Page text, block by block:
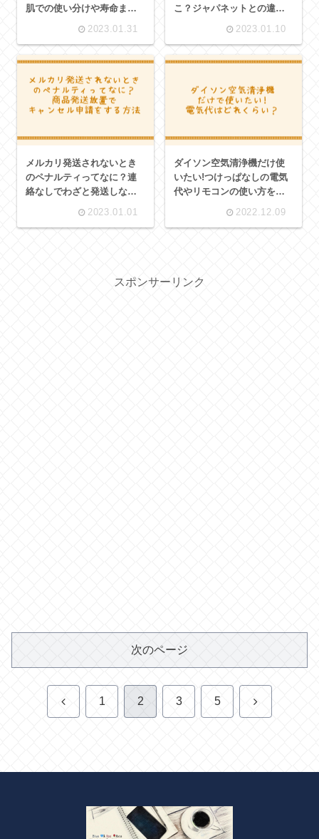
肌での使い分けや寿命まと
不思議なタオル
2023.01.31
こ？ジャパネットとの違い
納税や口コミ紹介
2023.01.10
メルカリ発送されないとき
のペナルティってなに？連
絡なしでわざと発送しない
請をする方法
2023.01.01
ダイソン空気清浄機だけ使
いたい!つけっぱなしの電気
代やリモコンの使い方をま
リットのわけ
2022.12.09
スポンサーリンク
次のページ
前 1 2 3 5 次